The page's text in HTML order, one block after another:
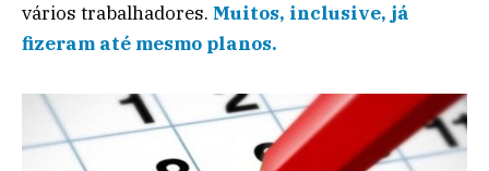
vários trabalhadores. Muitos, inclusive, já
fizeram até mesmo planos.